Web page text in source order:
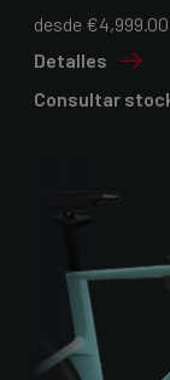
desde €4,999.00
Detalles
Consultar